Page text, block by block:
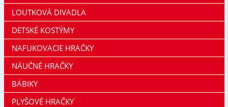
LOUTKOVÁ DIVADLA
DETSKÉ KOSTÝMY
NAFUKOVACIE HRAČKY
NÁUČNÉ HRAČKY
BÁBIKY
PLYŠOVÉ HRAČKY